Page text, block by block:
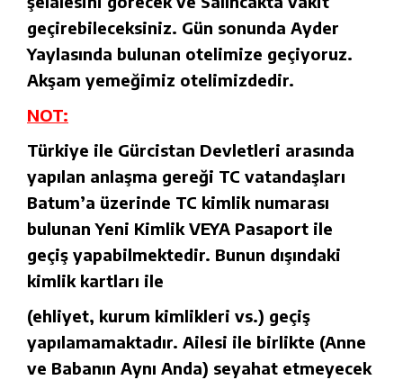
geçirebileceksiniz. Gün sonunda Ayder
Yaylasında bulunan otelimize geçiyoruz.
Akşam yemeğimiz otelimizdedir.
NOT:
Türkiye ile Gürcistan Devletleri arasında
yapılan anlaşma gereği TC vatandaşları
Batum’a üzerinde TC kimlik numarası
bulunan Yeni Kimlik VEYA Pasaport ile
geçiş yapabilmektedir. Bunun dışındaki
kimlik kartları ile
(ehliyet, kurum kimlikleri vs.) geçiş
yapılamamaktadır. Ailesi ile birlikte (Anne
ve Babanın Aynı Anda) seyahat etmeyecek